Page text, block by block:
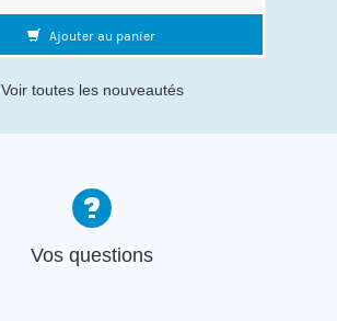
Ajouter au panier
Voir toutes les nouveautés
Vos questions